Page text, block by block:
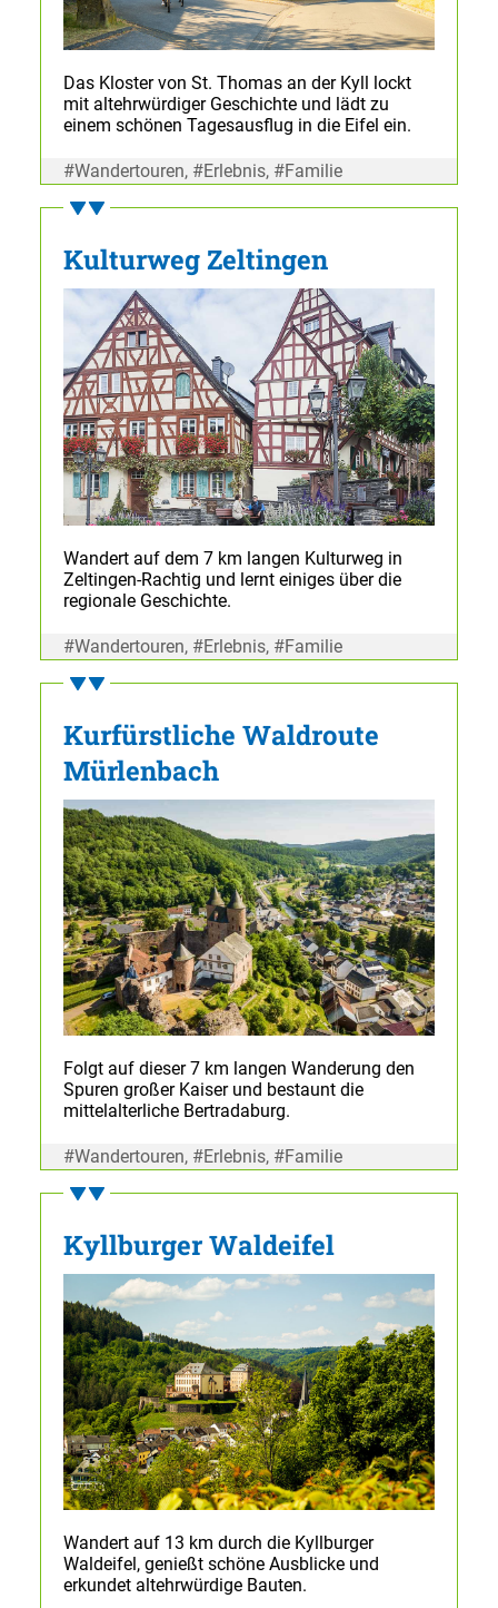
Das Kloster von St. Thomas an der Kyll lockt
mit altehrwürdiger Geschichte und lädt zu
einem schönen Tagesausflug in die Eifel ein.
#Wandertouren, #Erlebnis, #Familie
Kulturweg Zeltingen
Wandert auf dem 7 km langen Kulturweg in
Zeltingen-Rachtig und lernt einiges über die
regionale Geschichte.
#Wandertouren, #Erlebnis, #Familie
Kurfürstliche Waldroute
Mürlenbach
Folgt auf dieser 7 km langen Wanderung den
Spuren großer Kaiser und bestaunt die
mittelalterliche Bertradaburg.
#Wandertouren, #Erlebnis, #Familie
Kyllburger Waldeifel
Wandert auf 13 km durch die Kyllburger
Waldeifel, genießt schöne Ausblicke und
erkundet altehrwürdige Bauten.